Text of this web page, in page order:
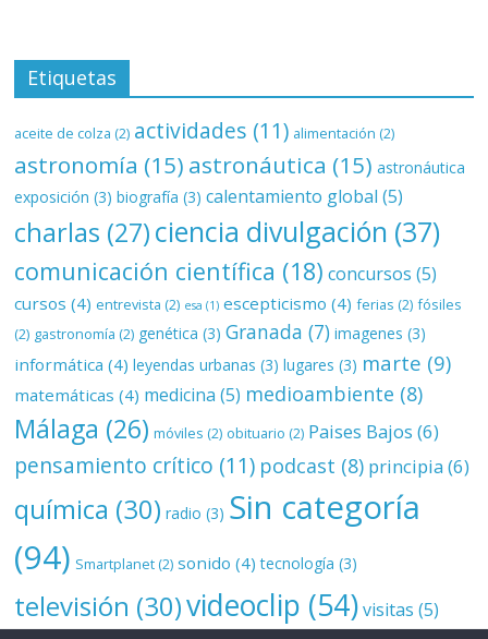
Etiquetas
aceite de colza (2) actividades (11) alimentación (2)
astronomía (15) astronáutica (15) astronáutica
exposición (3) biografía (3) calentamiento global (5)
charlas (27)ciencia divulgación (37)
comunicación científica (18) concursos (5)
cursos (4) entrevista (2) esa (1) escepticismo (4) ferias (2) fósiles
(2) gastronomía (2) genética (3) Granada (7) imagenes (3)
informática (4) leyendas urbanas (3) lugares (3) marte (9)
matemáticas (4) medicina (5) medioambiente (8)
Málaga (26) móviles (2) obituario (2) Paises Bajos (6)
pensamiento crítico (11) podcast (8) principia(6)
química (30) radio (3) Sin categoría
(94) Smartplanet (2) sonido (4) tecnología (3)
televisión (30)videoclip (54) visitas (5)